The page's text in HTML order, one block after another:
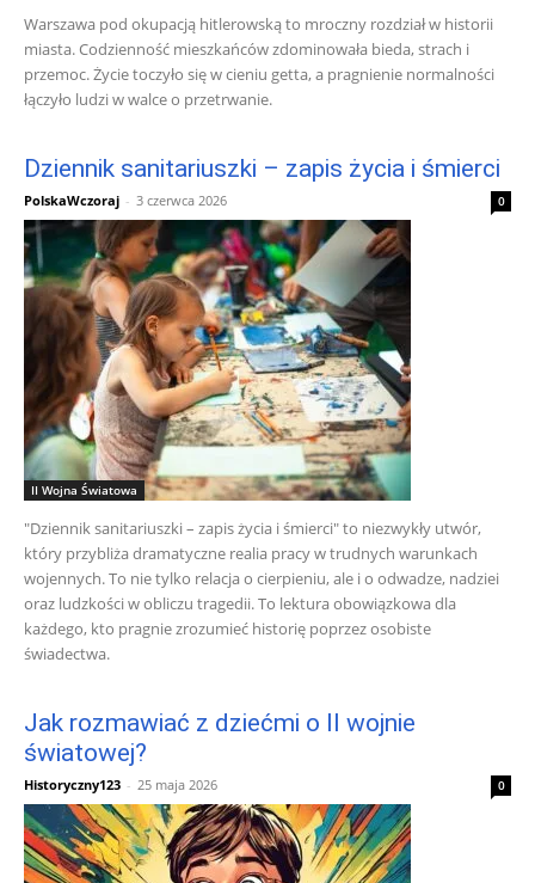
Warszawa pod okupacją hitlerowską to mroczny rozdział w historii
miasta. Codzienność mieszkańców zdominowała bieda, strach i
przemoc. Życie toczyło się w cieniu getta, a pragnienie normalności
łączyło ludzi w walce o przetrwanie.
Dziennik sanitariuszki – zapis życia i śmierci
PolskaWczoraj - 3 czerwca 2026 0
II Wojna Światowa
"Dziennik sanitariuszki – zapis życia i śmierci" to niezwykły utwór,
który przybliża dramatyczne realia pracy w trudnych warunkach
wojennych. To nie tylko relacja o cierpieniu, ale i o odwadze, nadziei
oraz ludzkości w obliczu tragedii. To lektura obowiązkowa dla
każdego, kto pragnie zrozumieć historię poprzez osobiste
świadectwa.
Jak rozmawiać z dziećmi o II wojnie
światowej?
Historyczny123 - 25 maja 2026 0